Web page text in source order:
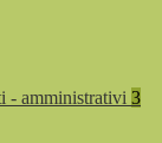
- amministrativi 3